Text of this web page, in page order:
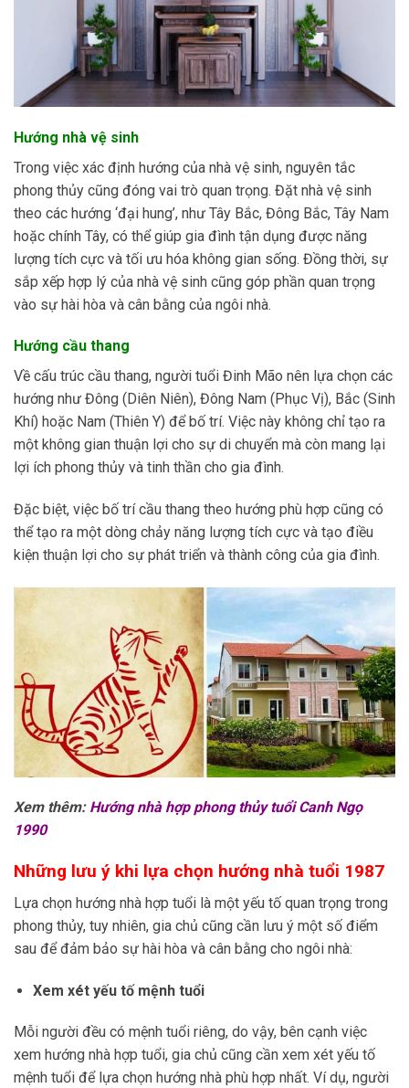
Hướng nhà vệ sinh
Trong việc xác định hướng của nhà vệ sinh, nguyên tắc
phong thủy cũng đóng vai trò quan trọng. Đặt nhà vệ sinh
theo các hướng ‘đại hung’, như Tây Bắc, Đông Bắc, Tây Nam
hoặc chính Tây, có thể giúp gia đình tận dụng được năng
lượng tích cực và tối ưu hóa không gian sống. Đồng thời, sự
sắp xếp hợp lý của nhà vệ sinh cũng góp phần quan trọng
vào sự hài hòa và cân bằng của ngôi nhà.
Hướng cầu thang
Về cấu trúc cầu thang, người tuổi Đinh Mão nên lựa chọn các
hướng như Đông (Diên Niên), Đông Nam (Phục Vị), Bắc (Sinh
Khí) hoặc Nam (Thiên Y) để bố trí. Việc này không chỉ tạo ra
một không gian thuận lợi cho sự di chuyển mà còn mang lại
lợi ích phong thủy và tinh thần cho gia đình.
Đặc biệt, việc bố trí cầu thang theo hướng phù hợp cũng có
thể tạo ra một dòng chảy năng lượng tích cực và tạo điều
kiện thuận lợi cho sự phát triển và thành công của gia đình.
Xem thêm: Hướng nhà hợp phong thủy tuổi Canh Ngọ
1990
Những lưu ý khi lựa chọn hướng nhà tuổi 1987
Lựa chọn hướng nhà hợp tuổi là một yếu tố quan trọng trong
phong thủy, tuy nhiên, gia chủ cũng cần lưu ý một số điểm
sau để đảm bảo sự hài hòa và cân bằng cho ngôi nhà:
Xem xét yếu tố mệnh tuổi
Mỗi người đều có mệnh tuổi riêng, do vậy, bên cạnh việc
xem hướng nhà hợp tuổi, gia chủ cũng cần xem xét yếu tố
mệnh tuổi để lựa chọn hướng nhà phù hợp nhất. Ví dụ, người